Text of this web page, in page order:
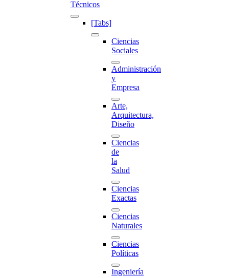
Técnicos
[Tabs]
Ciencias
Sociales
Administración
y
Empresa
Arte,
Arquitectura,
Diseño
Ciencias
de
la
Salud
Ciencias
Exactas
Ciencias
Naturales
Ciencias
Políticas
Ingeniería